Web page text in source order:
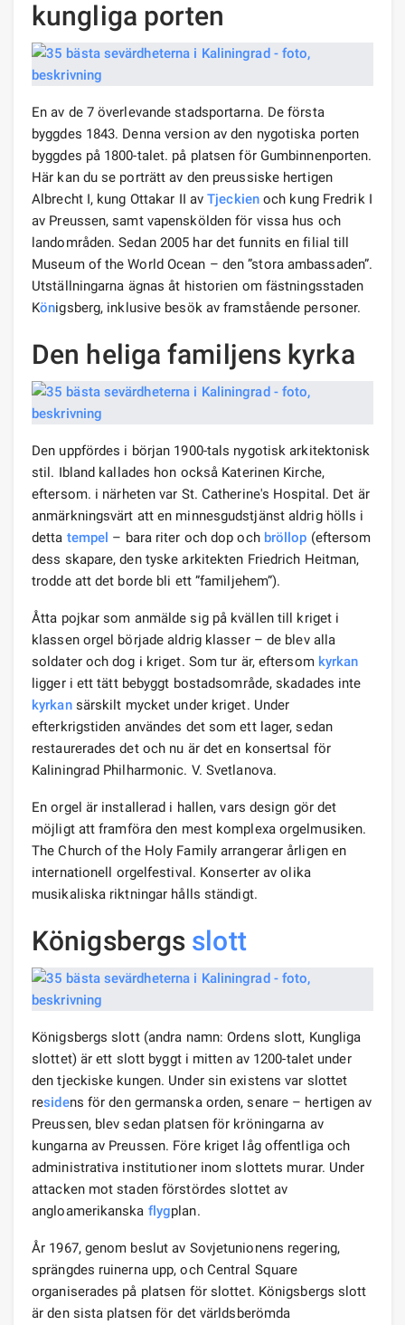
kungliga porten
En av de 7 överlevande stadsportarna. De första
byggdes 1843. Denna version av den nygotiska porten
byggdes på 1800-talet. på platsen för Gumbinnenporten.
Här kan du se porträtt av den preussiske hertigen
Albrecht I, kung Ottakar II avTjeckienoch kung Fredrik I
av Preussen, samt vapenskölden för vissa hus och
landområden. Sedan 2005 har det funnits en filial till
Museum of the World Ocean – den ”stora ambassaden”.
Utställningarna ägnas åt historien om fästningsstaden
Königsberg, inklusive besök av framstående personer.
Den heliga familjens kyrka
Den uppfördes i början 1900-tals nygotisk arkitektonisk
stil. Ibland kallades hon också Katerinen Kirche,
eftersom. i närheten var St. Catherine's Hospital. Det är
anmärkningsvärt att en minnesgudstjänst aldrig hölls i
detta tempel – bara riter och dop och bröllop (eftersom
dess skapare, den tyske arkitekten Friedrich Heitman,
trodde att det borde bli ett ”familjehem”).
Åtta pojkar som anmälde sig på kvällen till kriget i
klassen orgel började aldrig klasser – de blev alla
soldater och dog i kriget. Som tur är, eftersom kyrkan
ligger i ett tätt bebyggt bostadsområde, skadades inte
kyrkansärskilt mycket under kriget. Under
efterkrigstiden användes det som ett lager, sedan
restaurerades det och nu är det en konsertsal för
Kaliningrad Philharmonic. V. Svetlanova.
En orgel är installerad i hallen, vars design gör det
möjligt att framföra den mest komplexa orgelmusiken.
The Church of the Holy Family arrangerar årligen en
internationell orgelfestival. Konserter av olika
musikaliska riktningar hålls ständigt.
Königsbergs slott
Königsbergs slott (andra namn: Ordens slott, Kungliga
slottet) är ett slott byggt i mitten av 1200-talet under
den tjeckiske kungen. Under sin existens var slottet
residens för den germanska orden, senare – hertigen av
Preussen, blev sedan platsen för kröningarna av
kungarna av Preussen. Före kriget låg offentliga och
administrativa institutioner inom slottets murar. Under
attacken mot staden förstördes slottet av
angloamerikanska flygplan.
År 1967, genom beslut av Sovjetunionens regering,
sprängdes ruinerna upp, och Central Square
organiserades på platsen för slottet. Königsbergs slott
är den sista platsen för det världsberömda